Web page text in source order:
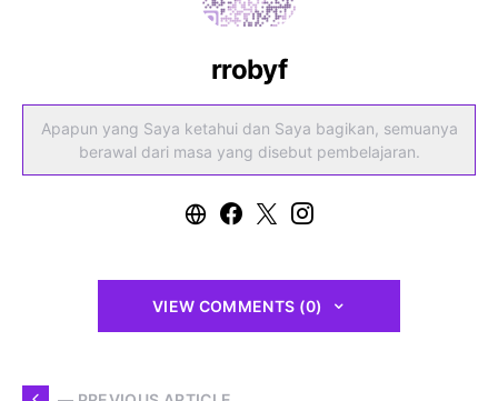
rrobyf
Apapun yang Saya ketahui dan Saya bagikan, semuanya
berawal dari masa yang disebut pembelajaran.
VIEW COMMENTS (0)